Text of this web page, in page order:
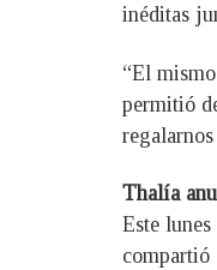
inéditas
“El
permitió
Thalía
Este
compartió